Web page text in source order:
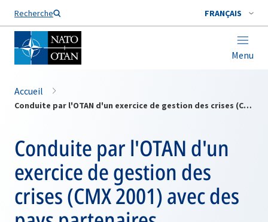
Recherche FRANÇAIS
Menu
Nom de famille*
Accueil
Conduite par l'OTAN d'un exercice de gestion des crises (CMX 2001) avec des pays partenaires
Conduite par l'OTAN d'un
exercice de gestion des
crises (CMX 2001) avec des